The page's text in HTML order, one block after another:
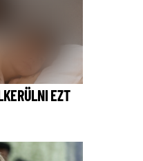
EZT